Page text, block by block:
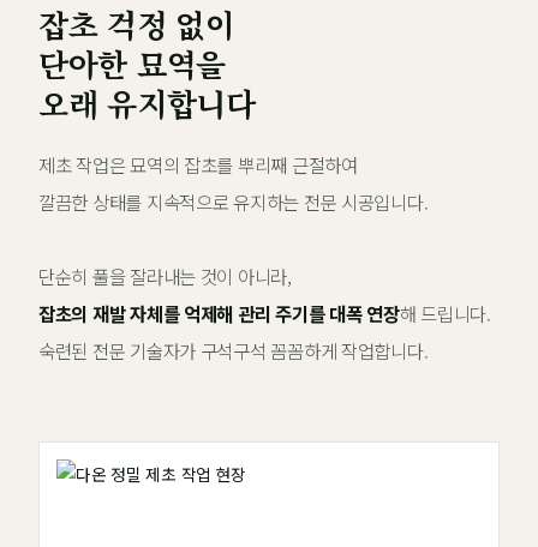
잡초 걱정 없이
단아한 묘역을
오래 유지합니다
제초 작업은 묘역의 잡초를 뿌리째 근절하여
깔끔한 상태를 지속적으로 유지하는 전문 시공입니다.
단순히 풀을 잘라내는 것이 아니라,
잡초의 재발 자체를 억제해 관리 주기를 대폭 연장해 드립니다.
숙련된 전문 기술자가 구석구석 꼼꼼하게 작업합니다.